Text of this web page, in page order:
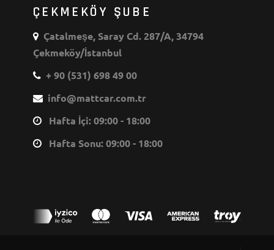
ÇEKMEKÖY ŞUBE
Çatalmeşe, Saray Cd. 287/A, 34794
Çekmeköy/İstanbul
+ 90 (531) 698 49 00
info@mattcar.com.tr
Hafta İçi: 09:00 - 18:00
Hafta Sonu: 09:00 - 18:00